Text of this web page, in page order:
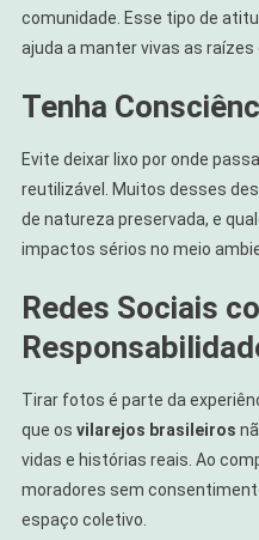
comunidade. Esse tipo de
ajuda a manter vivas as raízes
Tenha
Evite deixar lixo por onde
reutilizável. Muitos desses
de natureza preservada, e
impactos sérios no meio
Redes Sociais
Tirar fotos é parte da
que os vilarejos brasileiros
vidas e histórias reais. Ao
moradores sem
espaço coletivo.